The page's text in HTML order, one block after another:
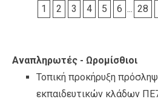
1
2 3 4 5 6 ... 28
Αναπληρωτές - Ωρομίσθιοι
Τοπική προκήρυξη
εκπαιδευτικών κλάδων